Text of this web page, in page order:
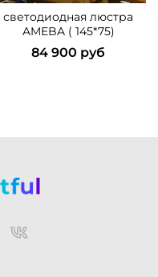
светодиодная люстра
AMEBA ( 145*75)
84 900 руб